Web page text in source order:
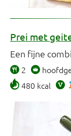
Prei met
Een fijne
2
480 kcal